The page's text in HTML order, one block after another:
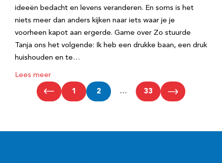
ideeën bedacht en levens veranderen. En soms is het
niets meer dan anders kijken naar iets waar je je
voorheen kapot aan ergerde. Game over Zo stuurde
Tanja ons het volgende: Ik heb een drukke baan, een druk
huishouden en te…
Lees meer
1 2 … 33